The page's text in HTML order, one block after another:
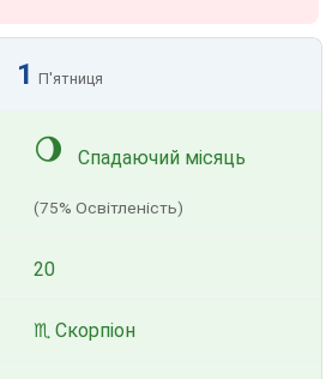
1 П'ятниця
🌖 Спадаючий місяць
(75% Освітленість)
20
♏ Скорпіон